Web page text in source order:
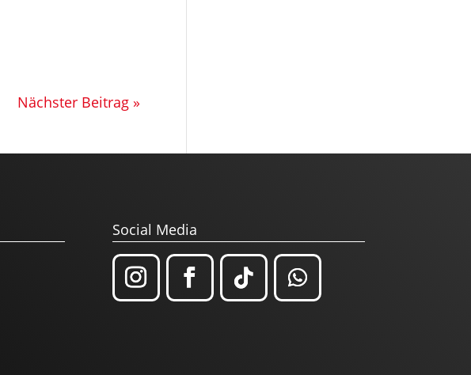
Nächster Beitrag »
Social Media